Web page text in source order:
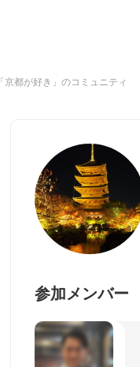
「京都が好き」のコミュニティ
参加メンバー